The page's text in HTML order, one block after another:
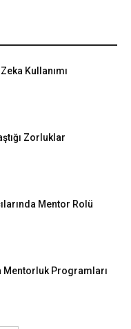
Kullanımı
Zorluklar
Mentor Rolü
Mentorluk Programları